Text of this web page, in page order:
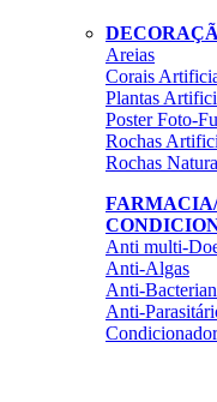
Areias
Corais
Plantas
Poster Foto-
Rochas
Rochas
FARMACIA/
Anti multi-
Anti-Algas
Anti-
Anti-